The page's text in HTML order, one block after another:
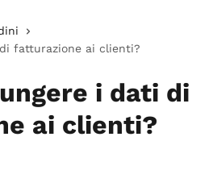
fatturazione ai clienti?
i dati di
ai clienti?